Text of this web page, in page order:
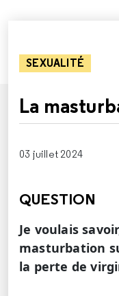
SEXUALITÉ
La
03 juillet 2024
QUESTION
Je voulais
masturbation
la perte de